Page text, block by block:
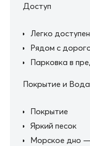
Доступ
Легко доступен
Рядом с
Парковка в
Покрытие и Вода
Покрытие
Яркий песок
Морское дно